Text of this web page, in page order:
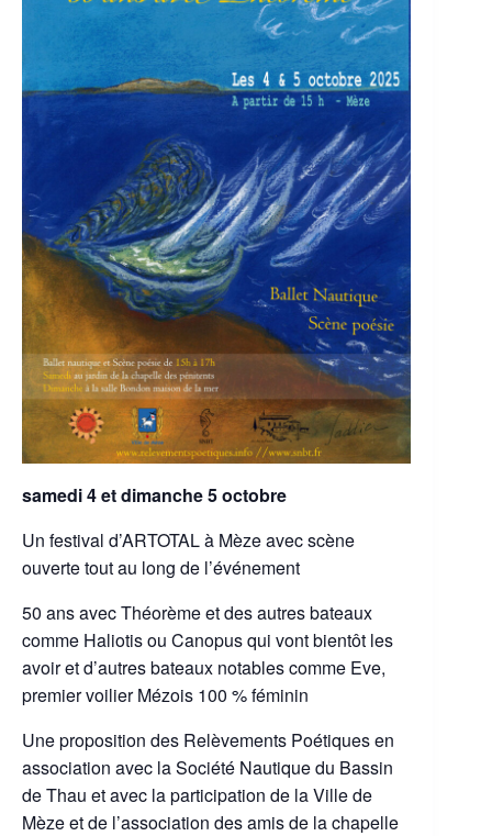
samedi 4 et dimanche 5 octobre
Un festival d’ARTOTAL à Mèze avec scène
ouverte tout au long de l’événement
50 ans avec Théorème et des autres bateaux
comme Haliotis ou Canopus qui vont bientôt les
avoir et d’autres bateaux notables comme Eve,
premier voilier Mézois 100 % féminin
Une proposition des Relèvements Poétiques en
association avec la Société Nautique du Bassin
de Thau et avec la participation de la Ville de
Mèze et de l’association des amis de la chapelle